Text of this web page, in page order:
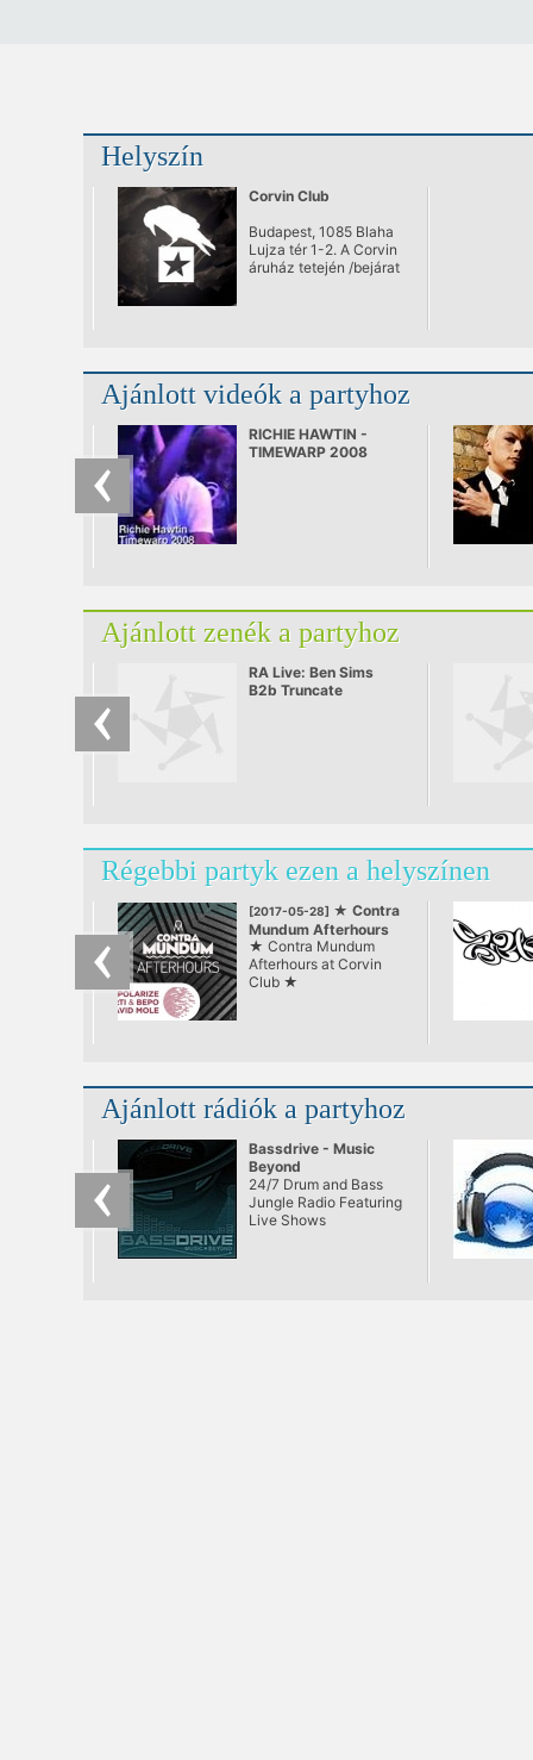
Helyszín
Corvin Club
Budapest, 1085 Blaha
Lujza tér 1-2. A Corvin
áruház tetején /bejárat
Ajánlott videók a partyhoz
RICHIE HAWTIN -
TIMEWARP 2008
Ajánlott zenék a partyhoz
RA Live: Ben Sims
B2b Truncate
Régebbi partyk ezen a helyszínen
[2017-05-28] ★ Contra
Mundum Afterhours
at Corvin Club ★
★ Contra Mundum
Afterhours at Corvin
Club ★
Ajánlott rádiók a partyhoz
Bassdrive - Music
Beyond
24/7 Drum and Bass
Jungle Radio Featuring
Live Shows